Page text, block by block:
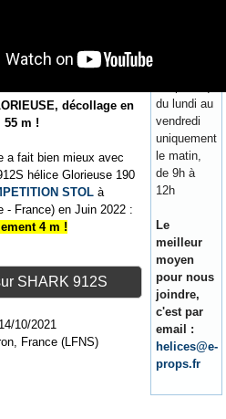
décollage en
55 m !
a fait bien mieux avec
hélice Glorieuse 190
STOL à
- France) en Juin 2022 :
4 m !
SHARK 912S
10/2021
France (LFNS)
du lundi au
vendredi
uniquement
le matin,
de 9h à
12h
Le
meilleur
moyen
pour nous
joindre,
c'est par
email :
helices@e-
props.fr